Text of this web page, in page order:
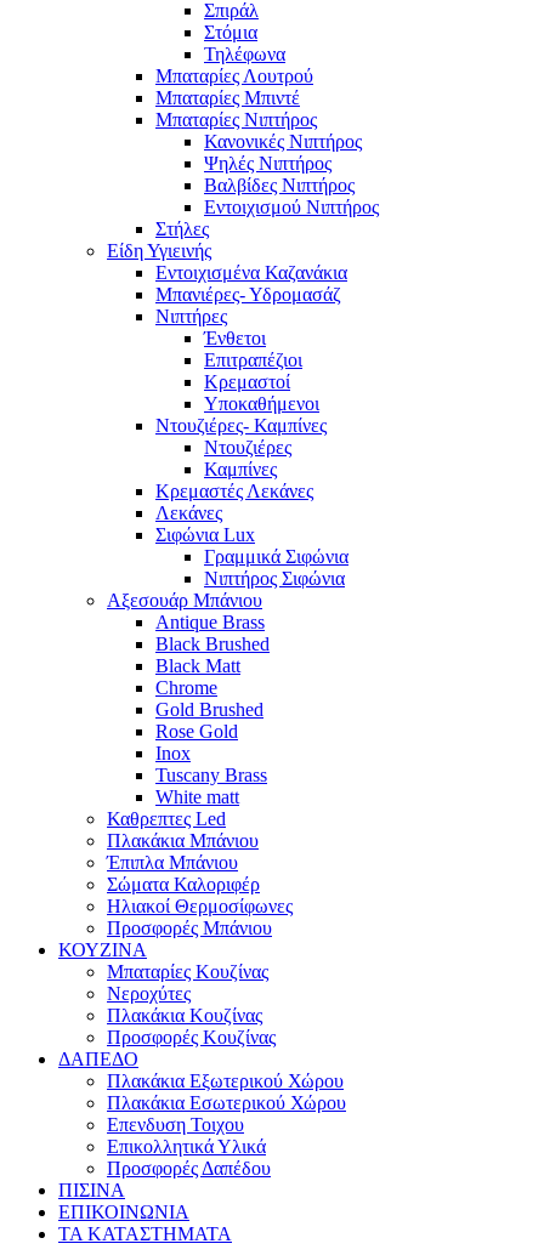
Σπιράλ
Στόμια
Τηλέφωνα
Μπαταρίες Λουτρού
Μπαταρίες Μπιντέ
Μπαταρίες Νιπτήρος
Κανονικές Νιπτήρος
Ψηλές Νιπτήρος
Βαλβίδες Νιπτήρος
Εντοιχισμού Νιπτήρος
Στήλες
Είδη Υγιεινής
Εντοιχισμένα Καζανάκια
Μπανιέρες- Υδρομασάζ
Νιπτήρες
Ένθετοι
Επιτραπέζιοι
Κρεμαστοί
Υποκαθήμενοι
Ντουζιέρες- Καμπίνες
Ντουζιέρες
Καμπίνες
Κρεμαστές Λεκάνες
Λεκάνες
Σιφώνια Lux
Γραμμικά Σιφώνια
Νιπτήρος Σιφώνια
Αξεσουάρ Μπάνιου
Antique Brass
Black Brushed
Black Matt
Chrome
Gold Brushed
Rose Gold
Inox
Tuscany Brass
White matt
Καθρεπτες Led
Πλακάκια Μπάνιου
Έπιπλα Μπάνιου
Σώματα Καλοριφέρ
Ηλιακοί Θερμοσίφωνες
Προσφορές Μπάνιου
ΚΟΥΖΙΝΑ
Μπαταρίες Κουζίνας
Νεροχύτες
Πλακάκια Κουζίνας
Προσφορές Κουζίνας
ΔΑΠΕΔΟ
Πλακάκια Εξωτερικού Χώρου
Πλακάκια Εσωτερικού Χώρου
Επενδυση Τοιχου
Επικολλητικά Υλικά
Προσφορές Δαπέδου
ΠΙΣΙΝΑ
ΕΠΙΚΟΙΝΩΝΙΑ
ΤΑ ΚΑΤΑΣΤΗΜΑΤΑ